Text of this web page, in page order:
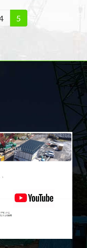
固
5